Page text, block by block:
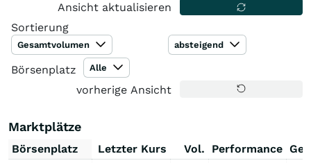
Ansicht aktualisieren
Sortierung
Gesamtvolumen absteigend
Börsenplatz Alle
vorherige Ansicht
Marktplätze
Börsenplatz Letzter Kurs Vol. Performance